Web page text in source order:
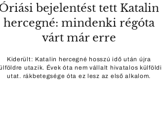
bejelentést tett Katalin
hercegné: mindenki régóta
várt már erre
Kiderült: Katalin hercegné hosszú idő után újra
utazik. Évek óta nem vállalt hivatalos külföldi
utat. rákbetegsége óta ez lesz az első alkalom.